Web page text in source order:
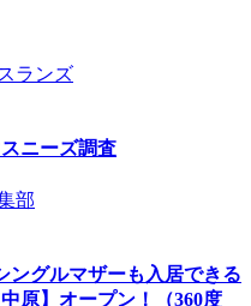
ランズ
ニーズ調査
部
ングルマザーも入居できる
原】オープン！（360度